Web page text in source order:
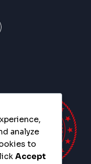
analyze
to
Accept